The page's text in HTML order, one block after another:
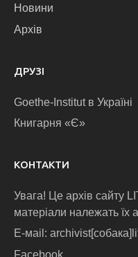
Новини
Архів
ДРУЗІ
Goethe-Institut в Україні
Книгарня «Є»
КОНТАКТИ
Увага! Це архів сайту
матеріали належать їх
E-маіl:
Facebook